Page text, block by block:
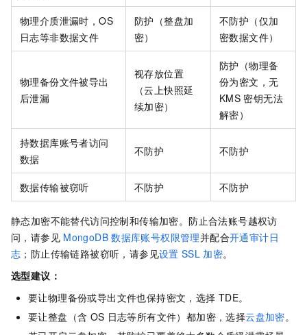
物理介质泄漏时，OS
日志等非数据文件
防护（整盘加
密）
不防护（仅加
密数据文件）
物理备份文件被导出
后泄漏
视存放位置
（云上快照延
续加密）
防护（物理备
份为密文，无
KMS 密钥无法
解密）
持数据库账号者访问
数据
不防护 不防护
数据传输被窃听 不防护 不防护
静态加密不能替代访问控制和传输加密。防止合法账号越权访
问，请参见 MongoDB 数据库账号权限管理并配合开通审计日
志 ；防止传输链路被窃听，请参见设置 SSL 加密。
选型建议：
要让物理备份或导出文件也保持密文，选择 TDE。
要让整盘（含 OS 日志等所有文件）都加密，选择云盘加密。